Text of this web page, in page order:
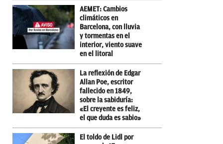
AEMET: Cambios
climáticos en
Barcelona, con lluvia
y tormentas en el
interior, viento suave
en el litoral
La reflexión de Edgar
Allan Poe, escritor
fallecido en 1849,
sobre la sabiduría:
«El creyente es feliz,
el que duda es sabio»
El toldo de Lidl por